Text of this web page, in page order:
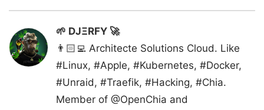
🌱 DJΞRFY 🚀
👨🏻‍💻 Architecte Solutions Cloud. Like
#Linux, #Apple, #Kubernetes, #Docker,
#Unraid, #Traefik, #Hacking, #Chia.
Member of @OpenChia and